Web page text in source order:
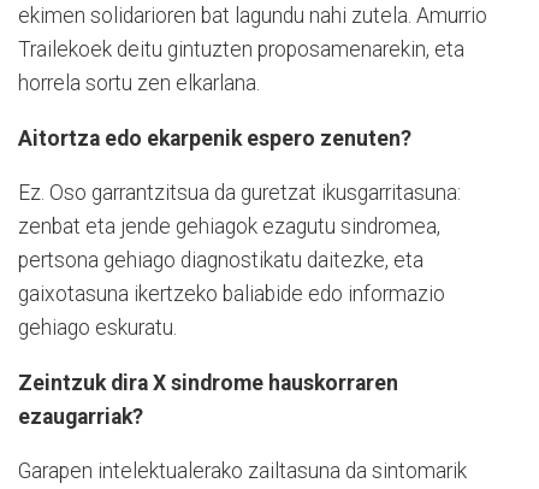
ekimen solidarioren bat lagundu nahi zutela. Amurrio
Trailekoek deitu gintuzten proposamenarekin, eta
horrela sortu zen elkarlana.
Aitortza edo ekarpenik espero zenuten?
Ez. Oso garrantzitsua da guretzat ikusgarritasuna:
zenbat eta jende gehiagok ezagutu sindromea,
pertsona gehiago diagnostikatu daitezke, eta
gaixotasuna ikertzeko baliabide edo informazio
gehiago eskuratu.
Zeintzuk dira X sindrome hauskorraren
ezaugarriak?
Garapen intelektualerako zailtasuna da sintomarik